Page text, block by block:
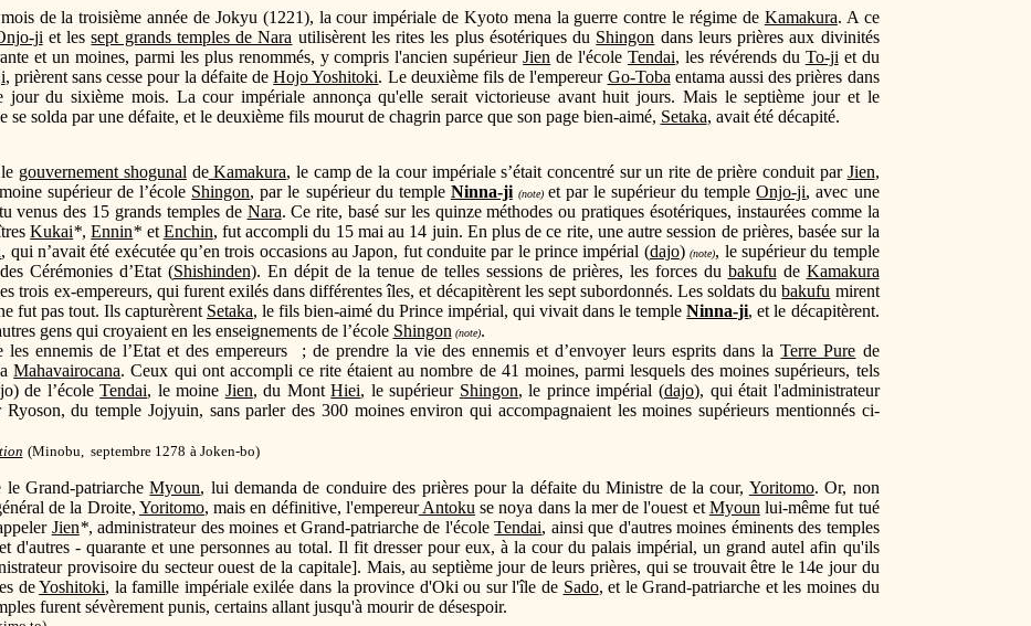
de la troisième année de Jokyu (1221), la cour impériale de Kyoto mena la guerre contre le régime de Kamakura. A ce
ji et lessept grands temples de Nara utilisèrent les rites les plus ésotériques du Shingon dans leurs prières aux divinités
et un moines, parmi les plus renommés, y compris l'ancien supérieurJien de l'écoleTendai, les révérends du To-ji et du
, prièrent sans cesse pour la défaite deHojo Yoshitoki. Le deuxième fils de l'empereur Go-Toba entama aussi des prières dans
jour du sixième mois. La cour impériale annonça qu'elle serait victorieuse avant huit jours. Mais le septième jour et le
solda par une défaite, et le deuxième fils mourut de chagrin parce que son page bien-aimé, Setaka, avait été décapité.
gouvernement shogunal deKamakura, le camp de la cour impériale s’était concentré sur un rite de prière conduit par Jien,
supérieur de l’école Shingon, par le supérieur du temple Ninna-ji (note) et par le supérieur du templeOnjo-ji, avec une
venus des 15 grands temples de Nara. Ce rite, basé sur les quinze méthodes ou pratiques ésotériques, instaurées comme la
Kukai*,Ennin* et Enchin, fut accompli du 15 mai au 14 juin. En plus de ce rite, une autre session de prières, basée sur la
, qui n’avait été exécutée qu’en trois occasions au Japon, fut conduite par le prince impérial (dajo) (note), le supérieur du temple
Cérémonies d’Etat (Shishinden). En dépit de la tenue de telles sessions de prières, les forces du bakufu de Kamakura
trois ex-empereurs, qui furent exilés dans différentes îles, et décapitèrent les sept subordonnés. Les soldats dubakufu mirent
fut pas tout. Ils capturèrent Setaka, le fils bien-aimé du Prince impérial, qui vivait dans le templeNinna-ji, et le décapitèrent.
gens qui croyaient en les enseignements de l’école Shingon (note).
ennemis de l’Etat et des empereurs ; de prendre la vie des ennemis et d’envoyer leurs esprits dans laTerre Pure de
Mahavairocana. Ceux qui ont accompli ce rite étaient au nombre de 41 moines, parmi lesquels des moines supérieurs, tels
de l’écoleTendai, le moine Jien, du MontHiei, le supérieur Shingon, le prince impérial (dajo), qui était l'administrateur
Ryoson, du temple Jojyuin, sans parler des 300 moines environ qui accompagnaient les moines supérieurs mentionnés ci-
(Minobu, septembre 1278 à Joken-bo)
le Grand-patriarcheMyoun, lui demanda de conduire des prières pour la défaite du Ministre de la cour, Yoritomo. Or, non
de la Droite, Yoritomo, mais en définitive, l'empereurAntoku se noya dans la mer de l'ouest et Myoun lui-même fut tué
Jien*, administrateur des moines et Grand-patriarche de l'écoleTendai, ainsi que d'autres moines éminents des temples
d'autres - quarante et une personnes au total. Il fit dresser pour eux, à la cour du palais impérial, un grand autel afin qu'ils
provisoire du secteur ouest de la capitale]. Mais, au septième jour de leurs prières, qui se trouvait être le 14e jour du
deYoshitoki, la famille impériale exilée dans la province d'Oki ou sur l'île de Sado, et le Grand-patriarche et les moines du
furent sévèrement punis, certains allant jusqu'à mourir de désespoir.